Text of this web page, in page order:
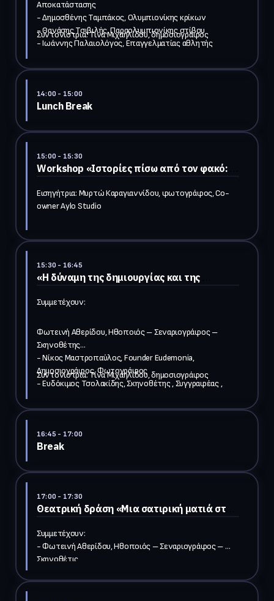
Αποκατάστασης
- Δημοσθένης Ταμπάκος, Ολυμπιονίκης κρίκων
- Θανάσης Τσιβιλής, Παραολυμπιονίκης στίβου
- Ιωάννης Παλαιολόγος, Επαγγελματίας αθλητής
- Αλέξανδρος Ταξιλδάρης,Παραολυμπιονίκης
Περπατώ
- Βασίλης Τσιρώνης, Διατροφολόγος - Διαιτολόγος,
Διαιτολόγων-Διατροφολόγων Ελλάδος σε θέματα που
Συντονίστρια: Τίνα Μιχαηλίδου, δημοσιογράφος
14:00 - 15:00
Lunch Break
15:00 - 15:30
Workshop «Ιστορίες πίσω από τον φακό:
Εισηγήτρια: Μυρτώ Καραγιαννίδου, φωτογράφος, Co-
15:30 - 16:45
«Η δύναμη της δημιουργίας και της
κοινωνία»
Συμμετέχουν:
Φωτεινή Αθερίδου, Ηθοποιός – Σεναριογράφος –
Σκηνοθέτης
- Νίκος Μαστροπαύλος, Founder Εudemonia,
Δημοσιογράφος, Φωτογράφος
- Eυδόκιμος Τσολακίδης, Σκηνοθέτης , Συγγραφέας ,
αλλαγών"
Studio
- Παυλίνα Αλεξανδράτου, Συνιδρύτρια της ECOTIVITY
- Φραντζέσκα Μάνγγελ, συγγραφέας - copywriter
Συντονίστρια: Τίνα Μιχαηλίδου, δημοσιογράφος
16:45 - 17:00
Break
17:00 - 17:30
Θεατρική δράση «Μια σατιρική ματιά στην
Φωτεινή Αθερίδου & Κωνσταντίνο
Μαγκλάρα»
Συμμετέχουν:
- Φωτεινή Αθερίδου, Ηθοποιός – Σεναριογράφος –
Σκηνοθέτις